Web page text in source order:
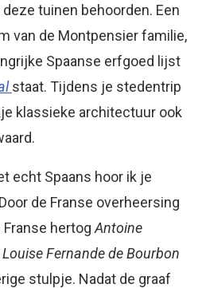
tuinen behoorden. Een
van de Montpensier familie,
Spaanse erfgoed lijst
staat. Tijdens je stedentrip
klassieke architectuur ook
echt Spaans hoor ik je
de Franse overheersing
hertog Antoine
Louise Fernande de Bourbon
stulpje. Nadat de graaf